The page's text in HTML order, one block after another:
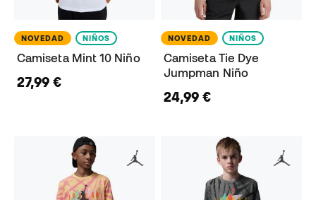
NOVEDAD NIÑOS
Camiseta Mint 10 Niño
27,99 €
NOVEDAD NIÑOS
Camiseta Tie Dye
Jumpman Niño
24,99 €